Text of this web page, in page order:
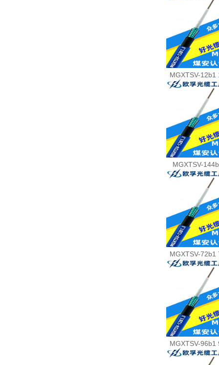
MGXTSV-12b1
MGXTSV-
MGXTSV-72b1
MGXTSV-96b1